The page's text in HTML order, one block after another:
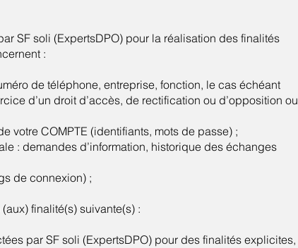
SF soli (ExpertsDPO) pour la réalisation des finalités
:
de téléphone, entreprise, fonction, le cas échéant
d’un droit d’accès, de rectification ou d’opposition ou
votre COMPTE (identifiants, mots de passe) ;
: demandes d’information, historique des échanges
de connexion) ;
finalité(s) suivante(s) :
par SF soli (ExpertsDPO) pour des finalités explicites,